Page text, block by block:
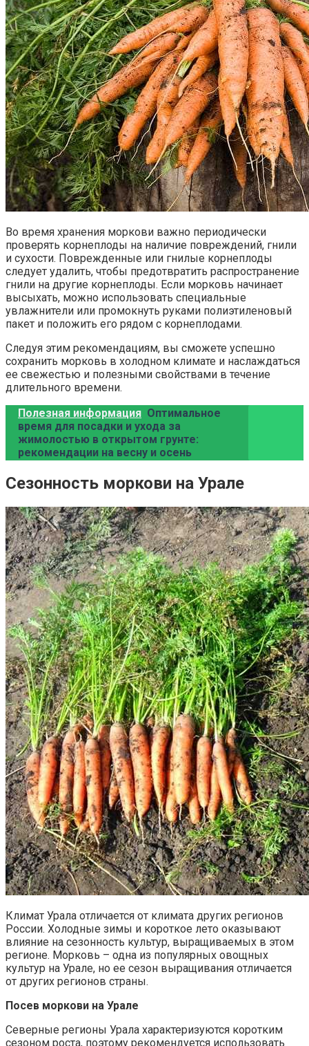
Во время хранения моркови важно периодически
проверять корнеплоды на наличие повреждений, гнили
и сухости. Поврежденные или гнилые корнеплоды
следует удалить, чтобы предотвратить распространение
гнили на другие корнеплоды. Если морковь начинает
высыхать, можно использовать специальные
увлажнители или промокнуть руками полиэтиленовый
пакет и положить его рядом с корнеплодами.
Следуя этим рекомендациям, вы сможете успешно
сохранить морковь в холодном климате и наслаждаться
ее свежестью и полезными свойствами в течение
длительного времени.
Полезная информация Оптимальное
время для посадки и ухода за
жимолостью в открытом грунте:
рекомендации на весну и осень
Сезонность моркови на Урале
Климат Урала отличается от климата других регионов
России. Холодные зимы и короткое лето оказывают
влияние на сезонность культур, выращиваемых в этом
регионе. Морковь – одна из популярных овощных
культур на Урале, но ее сезон выращивания отличается
от других регионов страны.
Посев моркови на Урале
Северные регионы Урала характеризуются коротким
сезоном роста, поэтому рекомендуется использовать